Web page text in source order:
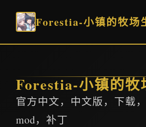
Forestia-小镇的牧场
Forestia-小镇的牧
官方中文，中文版，下载，
mod，补丁